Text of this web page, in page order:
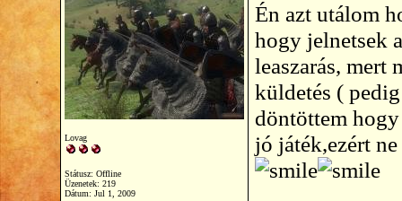
Lovag
Státusz: Offline
Üzenetek: 219
Dátum: Jul 1, 2009
Én azt utálom
hogy jelnetsek
leaszarás, mert
küldetés (
döntöttem
jó játék,ezért